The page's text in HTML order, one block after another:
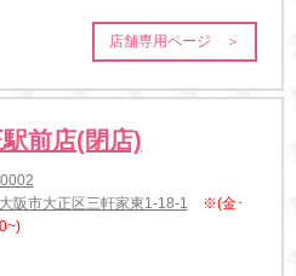
店舗専用ページ ＞
前店(閉店)
阪市大正区三軒家東1-18-1
※(金･